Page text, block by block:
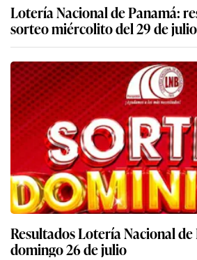
Lotería Nacional de Panamá:
sorteo miércolito del 29 de julio
Resultados Lotería Nacional de
domingo 26 de julio